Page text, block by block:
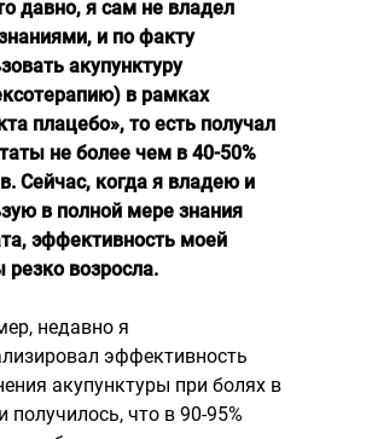
давно, я сам не владел
и по факту
акупунктуру
в рамках
плацебо», то есть получал
не более чем в 40-50%
Сейчас, когда я владею и
в полной мере знания
эффективность моей
резко возросла.
недавно я
эффективность
акупунктуры при болях в
получилось, что в 90-95%